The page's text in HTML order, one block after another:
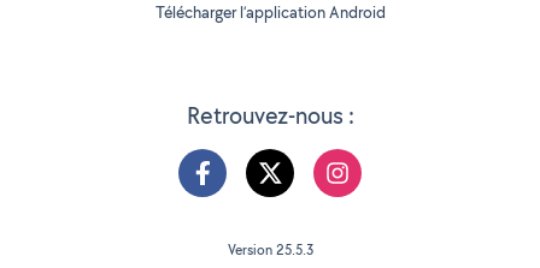
Retrouvez-nous :
Télécharger l’application Android
Version 25.5.3